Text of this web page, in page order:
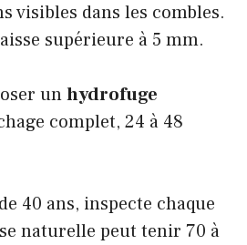
visibles dans les combles.
supérieure à 5 mm.
unhydrofuge
complet, 24 à 48
40 ans, inspecte chaque
naturelle peut tenir 70 à